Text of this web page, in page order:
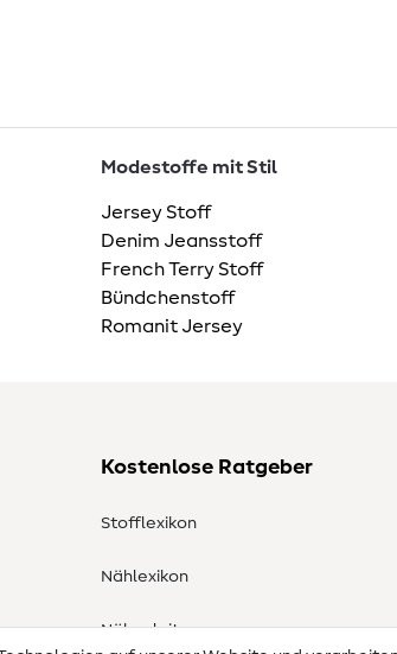
Modestoffe mit Stil
Jersey Stoff
Denim Jeansstoff
French Terry Stoff
Bündchenstoff
Romanit Jersey
Kostenlose Ratgeber
Stofflexikon
Nählexikon
Nähanleitungen